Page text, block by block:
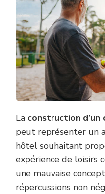
La construction
peut représenter un
hôtel souhaitant
expérience de loisirs
une mauvaise
répercussions non